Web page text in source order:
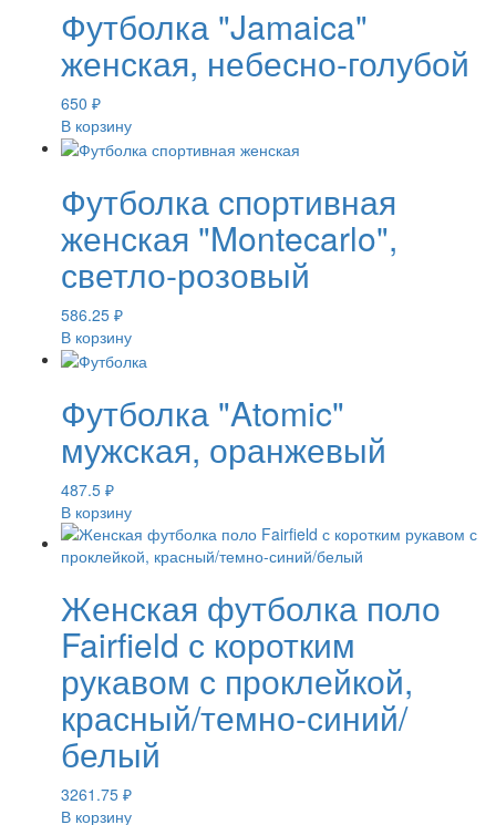
Футболка "Jamaica"
женская, небесно-голубой
650 ₽
В корзину
Футболка спортивная
женская "Montecarlo",
светло-розовый
586.25 ₽
В корзину
Футболка "Atomic"
мужская, оранжевый
487.5 ₽
В корзину
Женская футболка поло
Fairfield с коротким
рукавом с проклейкой,
красный/темно-синий/
белый
3261.75 ₽
В корзину